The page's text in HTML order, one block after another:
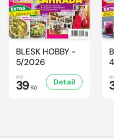
BLESK HOBBY -
5/2026
od
39 Kč
Detail